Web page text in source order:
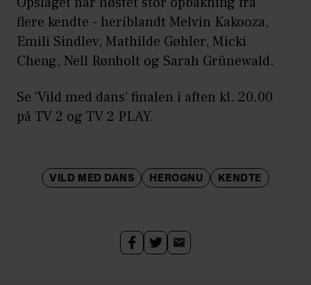
flere kendte - heriblandt Melvin Kakooza,
Emili Sindlev, Mathilde Gøhler, Micki
Cheng, Nell Rønholt og Sarah Grünewald.
Se 'Vild med dans' finalen i aften kl. 20.00
på TV 2 og TV 2 PLAY.
VILD MED DANS HEROGNU KENDTE